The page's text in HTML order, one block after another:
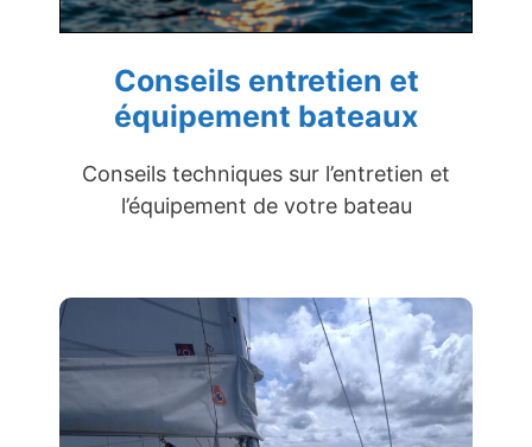
Conseils entretien et
équipement bateaux
Conseils techniques sur l’entretien et
l’équipement de votre bateau